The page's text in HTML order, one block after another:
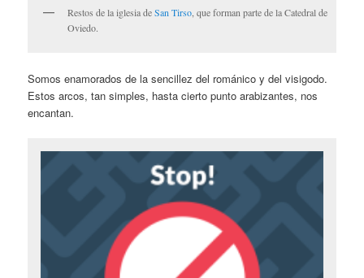
Restos de la iglesia deSan Tirso , que forman parte de la Catedral de
Oviedo.
Somos enamorados de la sencillez del románico y del visigodo.
Estos arcos, tan simples, hasta cierto punto arabizantes, nos
encantan.